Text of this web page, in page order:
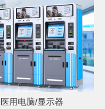
医用电脑/显示器